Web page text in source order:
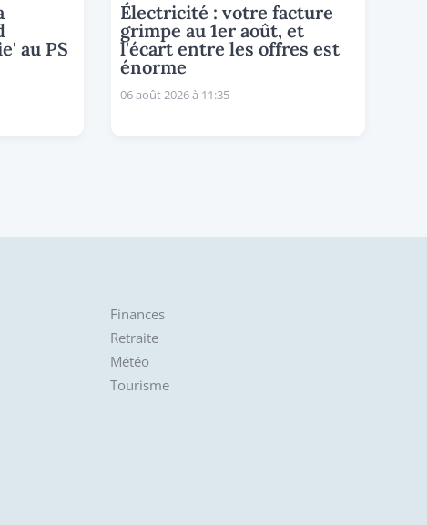
au PS
Électricité : votre facture
grimpe au 1er août, et
l'écart entre les offres est
énorme
06 août 2026 à 11:35
Finances
Retraite
Météo
Tourisme